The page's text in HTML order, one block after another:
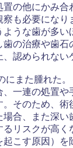
置の他にかみ
も必要にな
うな歯が多い
の治療や歯石
認められない
にまた腫れた。
一連の処置や
そのため、
合、また深
るリスクが高
こす原因）を